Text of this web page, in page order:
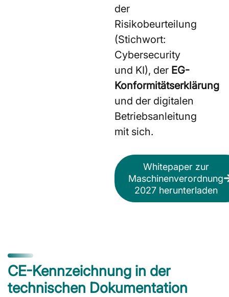
der
Risikobeurteilung
(Stichwort:
Cybersecurity
und KI), der EG-
Konformitätserklärung
und der digitalen
Betriebsanleitung
mit sich.
Whitepaper zur
Maschinenverordnung
2027 herunterladen
CE-Kennzeichnung in der
technischen Dokumentation